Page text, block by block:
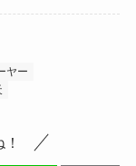
ヤー